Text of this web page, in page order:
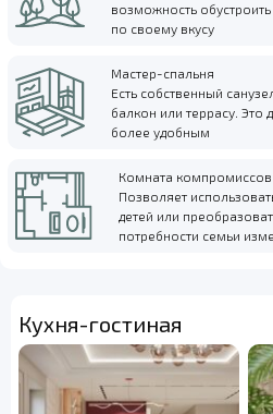
возможность
по своему вкусу
Мастер-спальня
Есть собственный
балкон или террасу.
более удобным
Комната компромиссов
Позволяет
детей или
потребности семьи
Кухня-гостиная